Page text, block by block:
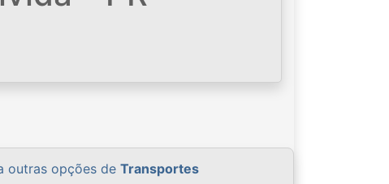
outras opções de Transportes